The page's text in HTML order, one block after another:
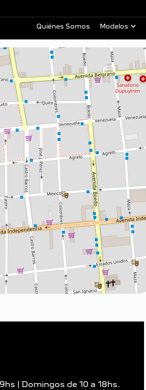
Quiénes Somos Modelos
| Domingos de 10 a 18hs.